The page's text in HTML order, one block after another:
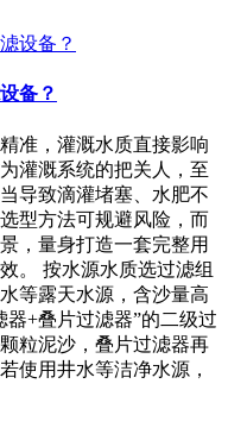
备？
准，灌溉水质直接影响
灌溉系统的把关人，至
导致滴灌堵塞、水肥不
型方法可规避风险，而
，量身打造一套完整用
。 按水源水质选过滤组
等露天水源，含沙量高
器+叠片过滤器”的二级过
粒泥沙，叠片过滤器再
使用井水等洁净水源，